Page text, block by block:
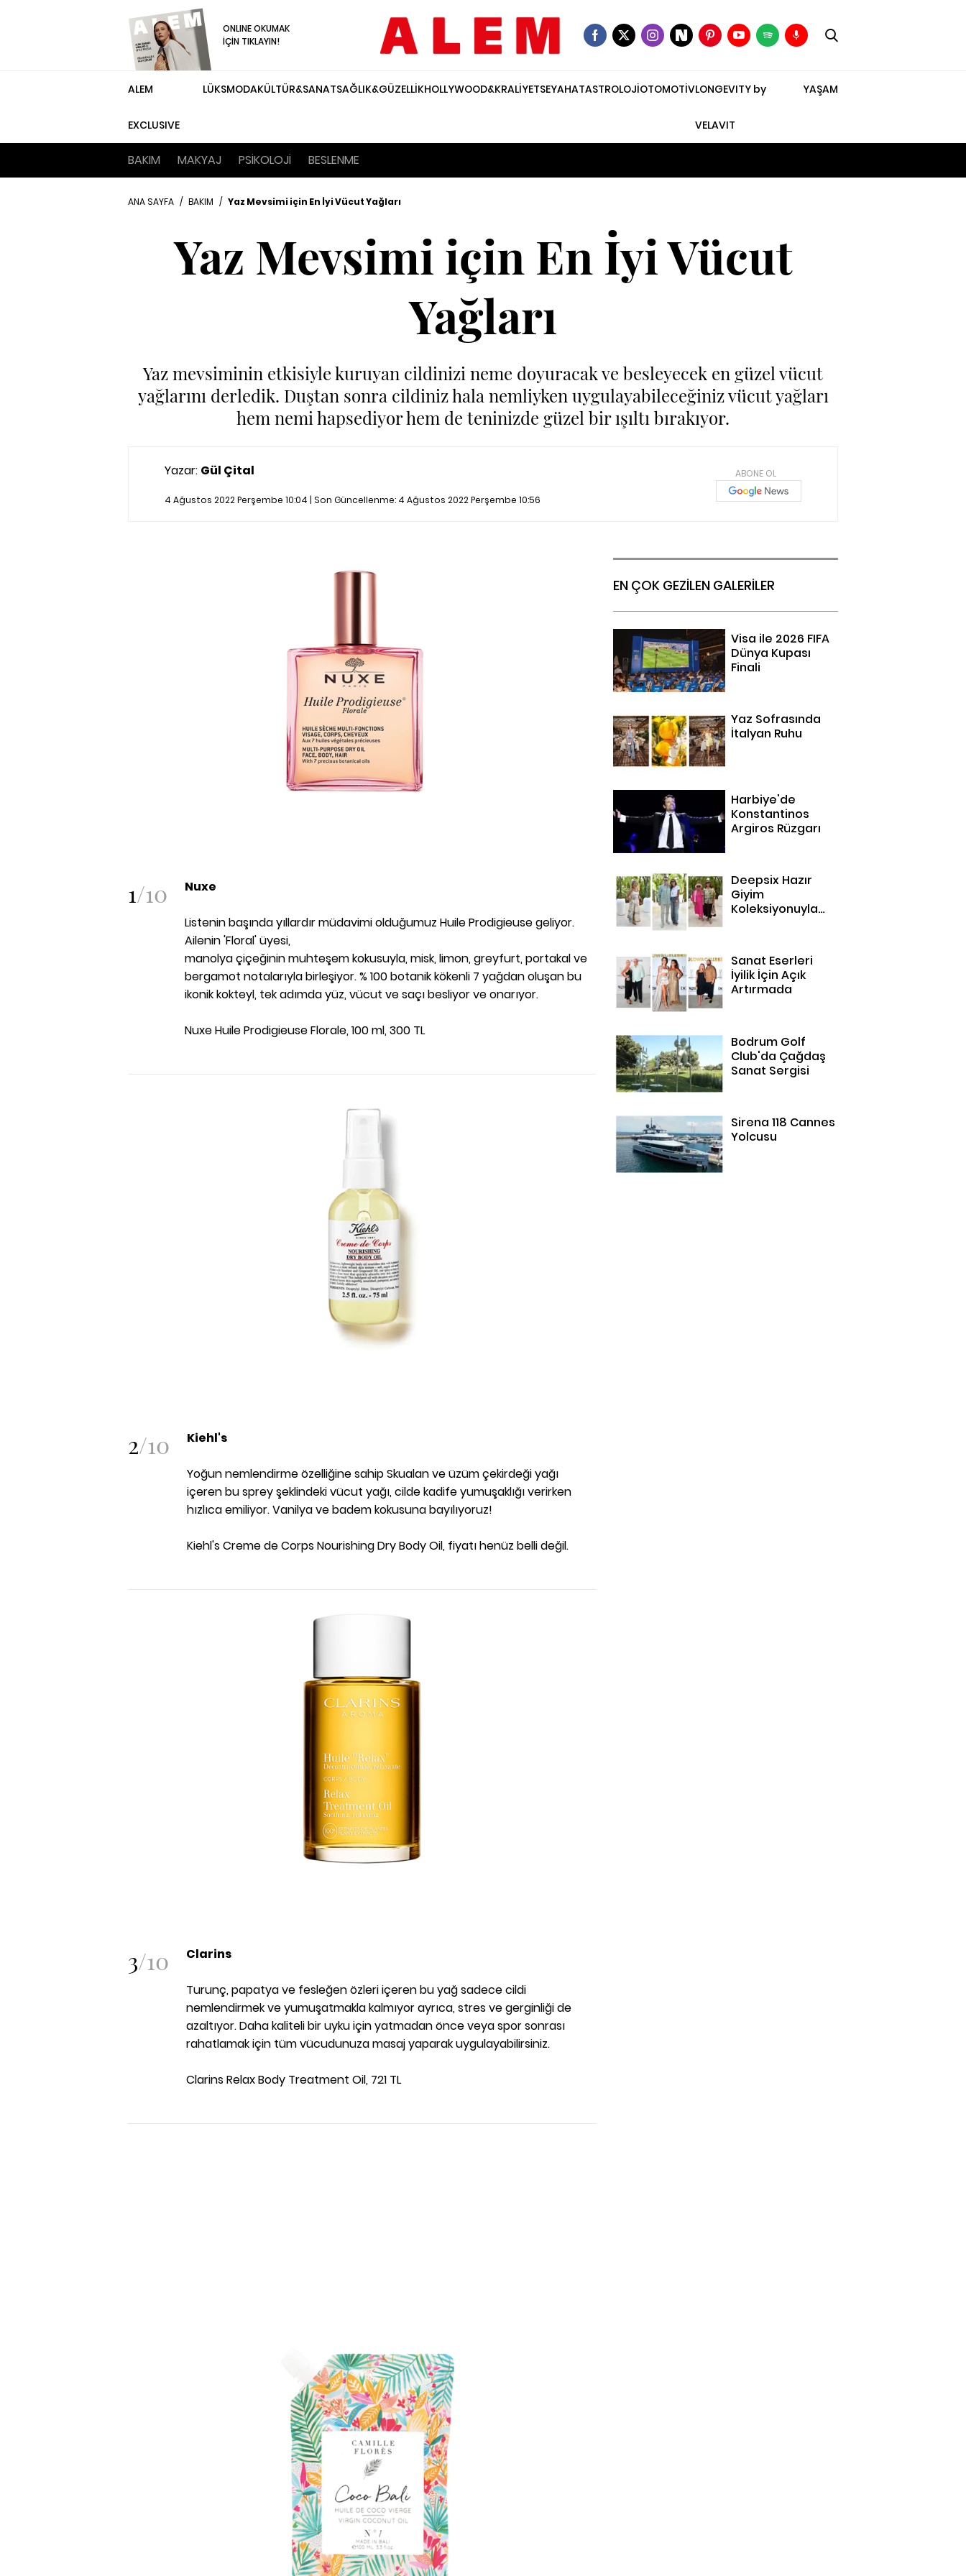
ONLINE OKUMAK
İÇİN TIKLAYIN!
ALEM
EXCLUSIVE
LÜKSMODAKÜLTÜR&SANATSAĞLIK&GÜZELLİKHOLLYWOOD&KRALİYETSEYAHATASTROLOJİOTOMOTİVLONGEVITY by
VELAVIT
YAŞAM
BAKIM MAKYAJ PSİKOLOJİ BESLENME
ANA SAYFA / BAKIM / Yaz Mevsimi için En İyi Vücut Yağları
Yaz Mevsimi için En İyi Vücut
Yağları
Yaz mevsiminin etkisiyle kuruyan cildinizi neme doyuracak ve besleyecek en güzel vücut
yağlarını derledik. Duştan sonra cildiniz hala nemliyken uygulayabileceğiniz vücut yağları
hem nemi hapsediyor hem de teninizde güzel bir ışıltı bırakıyor.
Yazar: Gül Çital
4 Ağustos 2022 Perşembe 10:04 | Son Güncellenme: 4 Ağustos 2022 Perşembe 10:56
ABONE OL
1/10 Nuxe
Listenin başında yıllardır müdavimi olduğumuz Huile Prodigieuse geliyor.
Ailenin 'Floral' üyesi,
manolya çiçeğinin muhteşem kokusuyla, misk, limon, greyfurt, portakal ve
bergamot notalarıyla birleşiyor. % 100 botanik kökenli 7 yağdan oluşan bu
ikonik kokteyl, tek adımda yüz, vücut ve saçı besliyor ve onarıyor.
Nuxe Huile Prodigieuse Florale, 100 ml, 300 TL
2/10 Kiehl's
Yoğun nemlendirme özelliğine sahip Skualan ve üzüm çekirdeği yağı
içeren bu sprey şeklindeki vücut yağı, cilde kadife yumuşaklığı verirken
hızlıca emiliyor. Vanilya ve badem kokusuna bayılıyoruz!
Kiehl's Creme de Corps Nourishing Dry Body Oil, fiyatı henüz belli değil.
3/10 Clarins
Turunç, papatya ve fesleğen özleri içeren bu yağ sadece cildi
nemlendirmek ve yumuşatmakla kalmıyor ayrıca, stres ve gerginliği de
azaltıyor. Daha kaliteli bir uyku için yatmadan önce veya spor sonrası
rahatlamak için tüm vücudunuza masaj yaparak uygulayabilirsiniz.
Clarins Relax Body Treatment Oil, 721 TL
EN ÇOK GEZİLEN GALERİLER
Visa ile 2026 FIFA
Dünya Kupası
Finali
Yaz Sofrasında
İtalyan Ruhu
Harbiye'de
Konstantinos
Argiros Rüzgarı
Deepsix Hazır
Giyim
Koleksiyonuyla
Sanat Eserleri
İyilik İçin Açık
Artırmada
Bodrum Golf
Club'da Çağdaş
Sanat Sergisi
Sirena 118 Cannes
Yolcusu